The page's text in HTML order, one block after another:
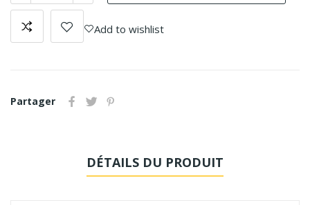
Add to wishlist
Partager
DÉTAILS DU PRODUIT